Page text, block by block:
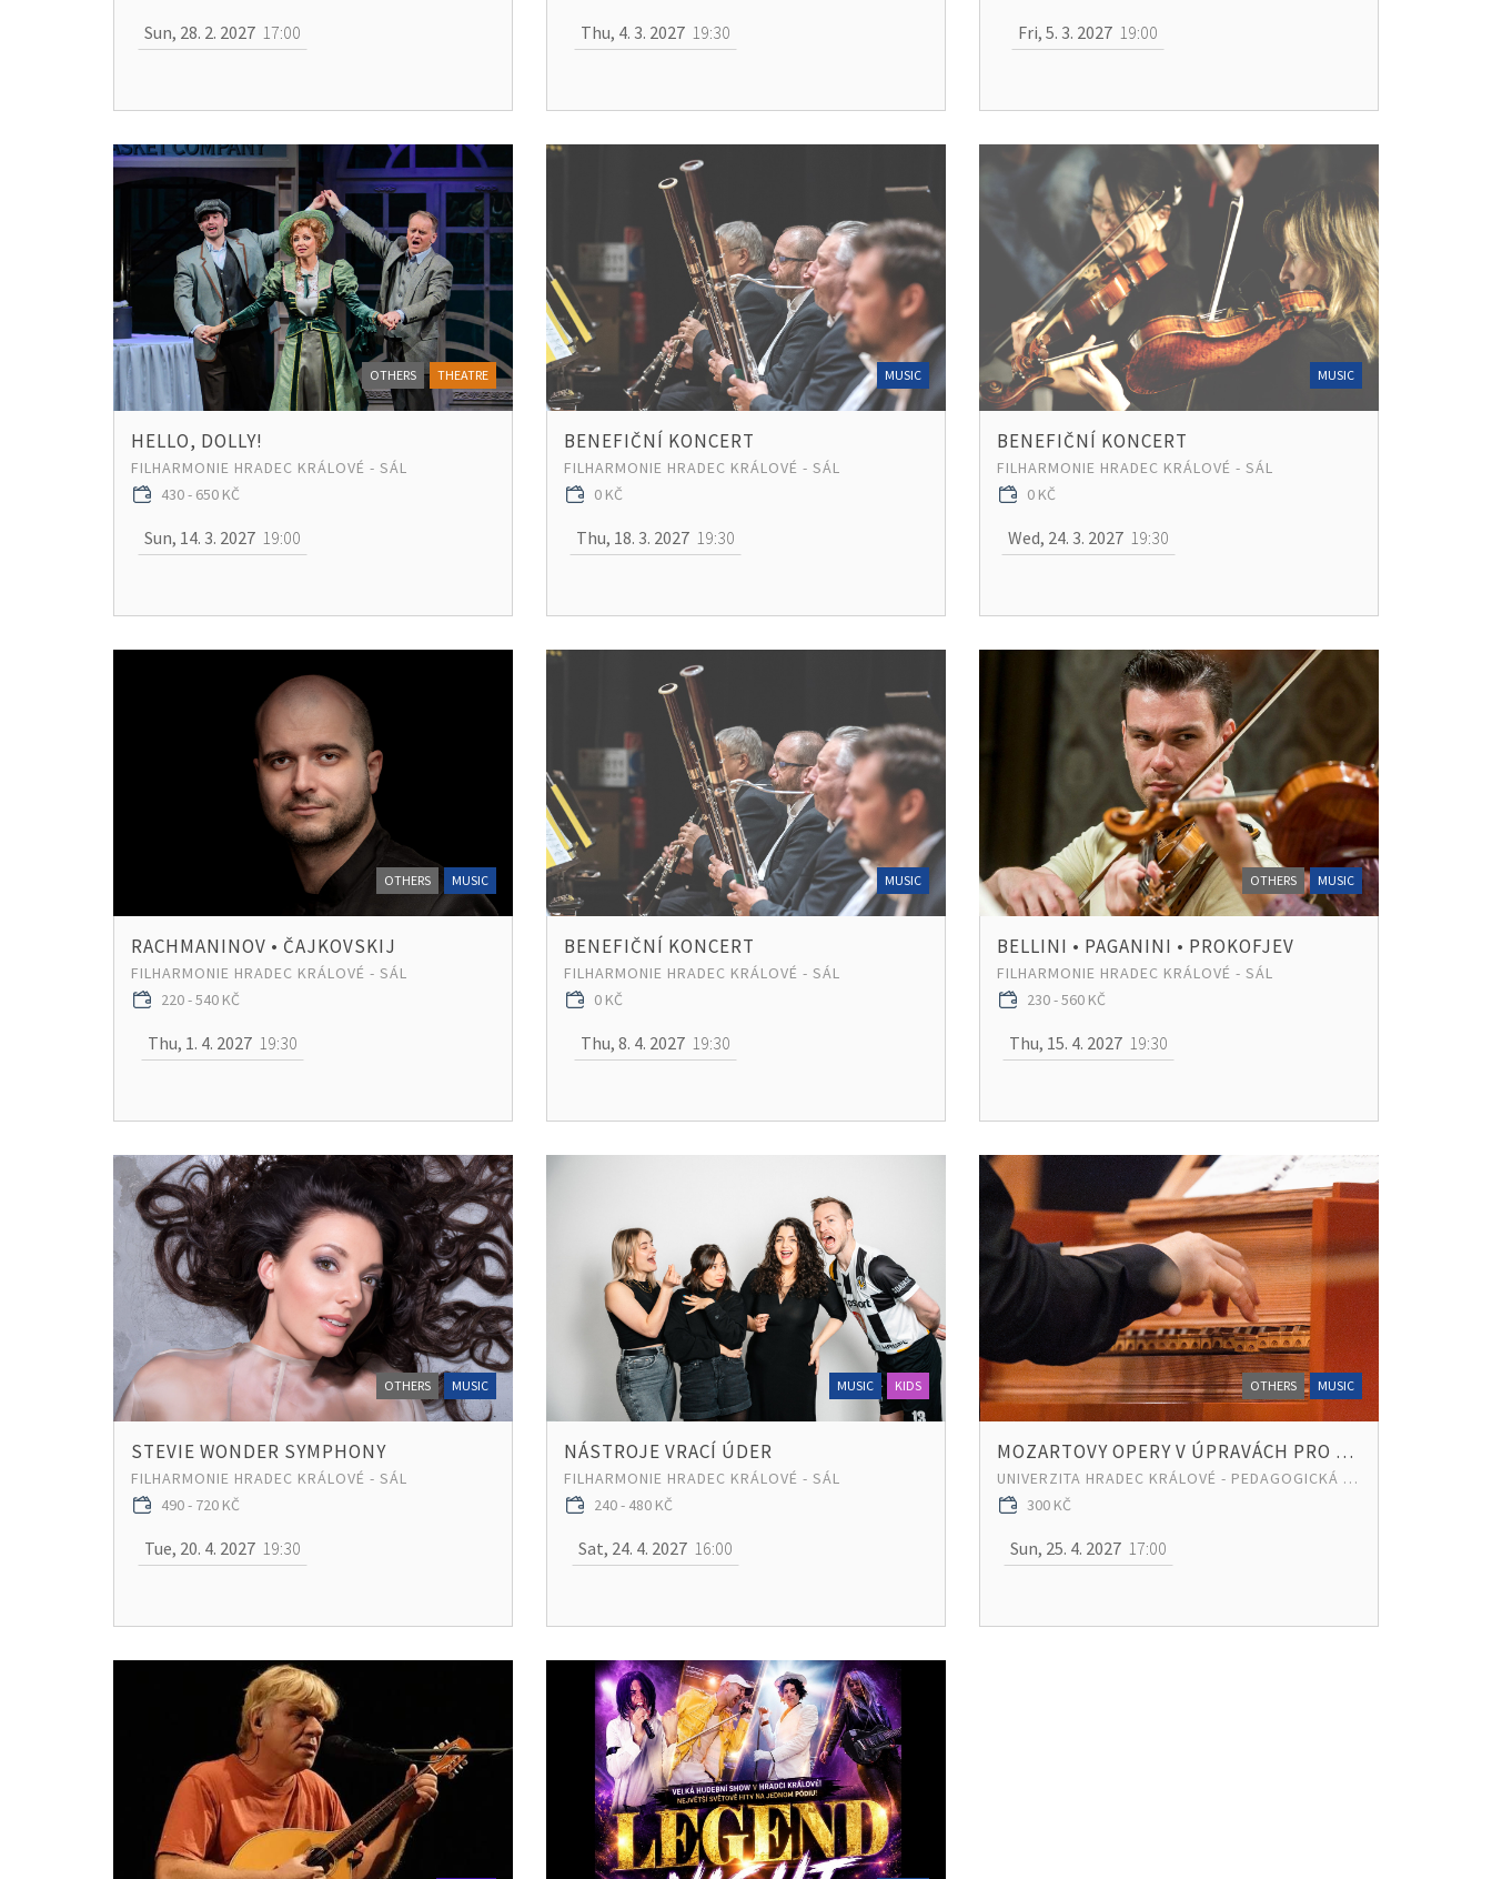
Sun, 28. 2. 2027 17:00 Thu, 4. 3. 2027 19:30 Fri, 5. 3. 2027 19:00
OTHERS THEATRE
HELLO, DOLLY!
FILHARMONIE HRADEC KRÁLOVÉ - SÁL
430 - 650 KČ
Sun, 14. 3. 2027 19:00
MUSIC
BENEFIČNÍ KONCERT
FILHARMONIE HRADEC KRÁLOVÉ - SÁL
0 KČ
Thu, 18. 3. 2027 19:30
MUSIC
BENEFIČNÍ KONCERT
FILHARMONIE HRADEC KRÁLOVÉ - SÁL
0 KČ
Wed, 24. 3. 2027 19:30
OTHERS MUSIC
RACHMANINOV • ČAJKOVSKIJ
FILHARMONIE HRADEC KRÁLOVÉ - SÁL
220 - 540 KČ
Thu, 1. 4. 2027 19:30
MUSIC
BENEFIČNÍ KONCERT
FILHARMONIE HRADEC KRÁLOVÉ - SÁL
0 KČ
Thu, 8. 4. 2027 19:30
OTHERS MUSIC
BELLINI • PAGANINI • PROKOFJEV
FILHARMONIE HRADEC KRÁLOVÉ - SÁL
230 - 560 KČ
Thu, 15. 4. 2027 19:30
OTHERS MUSIC
STEVIE WONDER SYMPHONY
FILHARMONIE HRADEC KRÁLOVÉ - SÁL
490 - 720 KČ
Tue, 20. 4. 2027 19:30
MUSIC KIDS
NÁSTROJE VRACÍ ÚDER
FILHARMONIE HRADEC KRÁLOVÉ - SÁL
240 - 480 KČ
Sat, 24. 4. 2027 16:00
OTHERS MUSIC
MOZARTOVY OPERY V ÚPRAVÁCH PRO HARMONII
UNIVERZITA HRADEC KRÁLOVÉ - PEDAGOGICKÁ FAKULTA
300 KČ
Sun, 25. 4. 2027 17:00